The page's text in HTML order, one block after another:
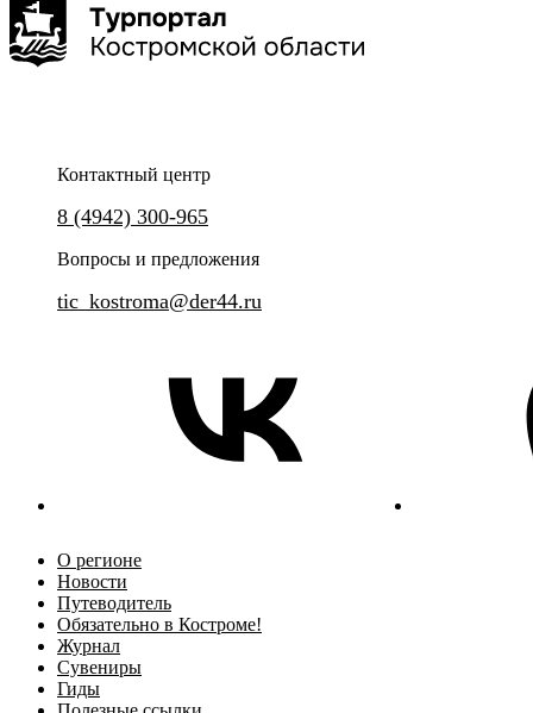
Контактный центр
8 (4942) 300-965
Вопросы и предложения
tic_kostroma@der44.ru
О регионе
Новости
Путеводитель
Обязательно в Костроме!
Журнал
Сувениры
Гиды